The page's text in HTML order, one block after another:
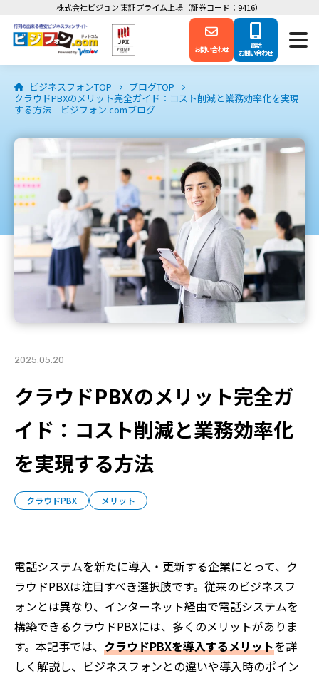
株式会社ビジョン 東証プライム上場（証券コード：9416）
お問い合わせ 電話
お問い合わせ
ビジネスフォンTOP
ブログTOP
クラウドPBXのメリット完全ガイド：コスト削減と業務効率化を実現
する方法｜ビジフォン.comブログ
2025.05.20
クラウドPBXのメリット完全ガ
イド：コスト削減と業務効率化
を実現する方法
クラウドPBX メリット
電話システムを新たに導入・更新する企業にとって、ク
ラウドPBXは注目すべき選択肢です。従来のビジネスフ
ォンとは異なり、インターネット経由で電話システムを
構築できるクラウドPBXには、多くのメリットがありま
す。本記事では、 クラウドPBXを導入するメリットを詳
しく解説し、ビジネスフォンとの違いや導入時のポイン